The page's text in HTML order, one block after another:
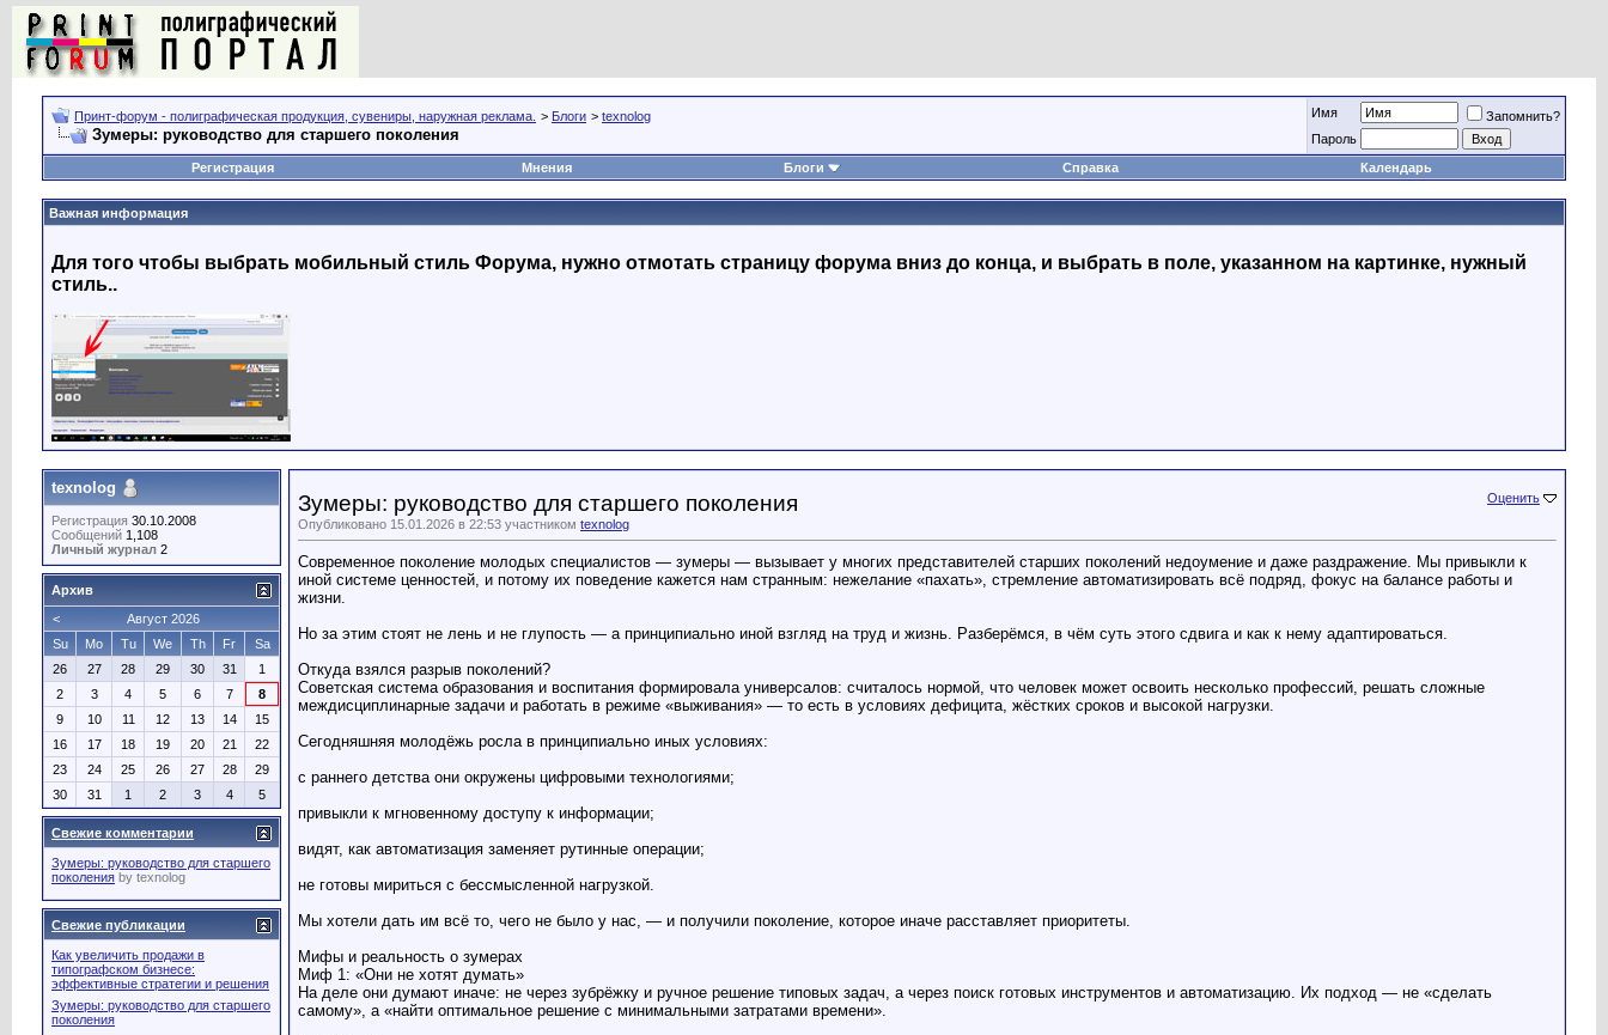
Принт-форум - полиграфическая продукция, сувениры, наружная реклама. > Блоги > texnolog
Зумеры: руководство для старшего поколения
Имя
Запомнить?
Пapoль
Регистрация
Мнения Блоги Справка Календарь
Важная информация
Для того чтобы выбрать мобильный стиль Форума, нужно отмотать страницу форума вниз до конца, и выбрать в поле, указанном на картинке, нужный
стиль..
Оценить
Зумеры: руководство для старшего поколения
Опубликовано 15.01.2026 в 22:53 участником texnolog
Современное поколение молодых специалистов — зумеры — вызывает у многих представителей старших поколений недоумение и даже раздражение. Мы привыкли к
иной системе ценностей, и потому их поведение кажется нам странным: нежелание «пахать», стремление автоматизировать всё подряд, фокус на балансе работы и
жизни.
Но за этим стоят не лень и не глупость — а принципиально иной взгляд на труд и жизнь. Разберёмся, в чём суть этого сдвига и как к нему адаптироваться.
Откуда взялся разрыв поколений?
Советская система образования и воспитания формировала универсалов: считалось нормой, что человек может освоить несколько профессий, решать сложные
междисциплинарные задачи и работать в режиме «выживания» — то есть в условиях дефицита, жёстких сроков и высокой нагрузки.
Сегодняшняя молодёжь росла в принципиально иных условиях:
с раннего детства они окружены цифровыми технологиями;
привыкли к мгновенному доступу к информации;
видят, как автоматизация заменяет рутинные операции;
не готовы мириться с бессмысленной нагрузкой.
Мы хотели дать им всё то, чего не было у нас, — и получили поколение, которое иначе расставляет приоритеты.
Мифы и реальность о зумерах
Миф 1: «Они не хотят думать»
На деле они думают иначе: не через зубрёжку и ручное решение типовых задач, а через поиск готовых инструментов и автоматизацию. Их подход — не «сделать
самому», а «найти оптимальное решение с минимальными затратами времени».
texnolog
Регистрация 30.10.2008
Сообщений 1,108
Личный журнал 2
Архив
<
Август 2026
Su
Mo Tu We Th Fr
Sa
26
27 28 29 30 31
1
2
3 4 5 6 7
8
9
10 11 12 13 14
15
16
17 18 19 20 21
22
23
24 25 26 27 28
29
30
31 1 2 3 4 5
Свежие комментарии
Зумеры: руководство для старшего
поколения by texnolog
Свежие публикации
Как увеличить продажи в
типографском бизнесе:
эффективные стратегии и решения
Зумеры: руководство для старшего
поколения